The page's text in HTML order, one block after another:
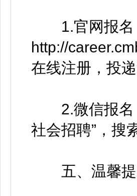
1.官网报名：
http://
在线注册，投递
2.微信报名：
社会招聘”，搜
五、温馨提